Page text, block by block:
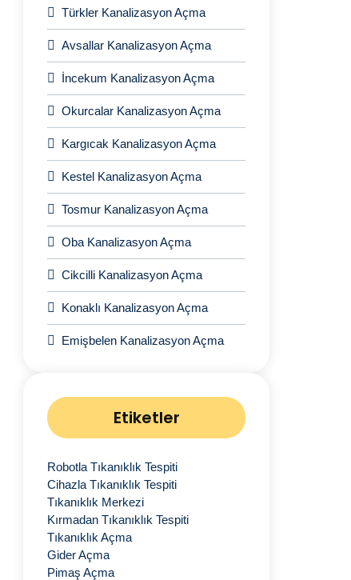
Türkler Kanalizasyon Açma
Avsallar Kanalizasyon Açma
İncekum Kanalizasyon Açma
Okurcalar Kanalizasyon Açma
Kargıcak Kanalizasyon Açma
Kestel Kanalizasyon Açma
Tosmur Kanalizasyon Açma
Oba Kanalizasyon Açma
Cikcilli Kanalizasyon Açma
Konaklı Kanalizasyon Açma
Emişbelen Kanalizasyon Açma
Etiketler
Robotla Tıkanıklık Tespiti
Cihazla Tıkanıklık Tespiti
Tıkanıklık Merkezi
Kırmadan Tıkanıklık Tespiti
Tıkanıklık Açma
Gider Açma
Pimaş Açma